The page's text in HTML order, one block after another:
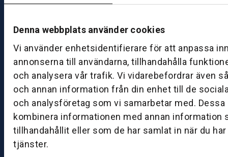
Denna webbplats använder cookies
Vi använder enhetsidentifierare för att anpassa
annonserna till användarna, tillhandahålla
och analysera vår trafik. Vi vidarebefordrar även
och annan information från din enhet till de
och analysföretag som vi samarbetar med. Dessa
kombinera informationen med annan information
tillhandahållit eller som de har samlat in när du
tjänster.
0
B
S
k
ö
v
d